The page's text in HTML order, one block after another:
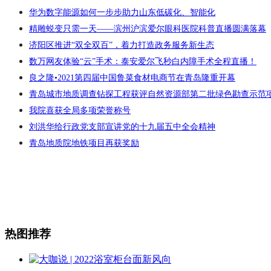
华为数字能源如何一步步助力山东低碳化、智能化
精雕蜕变只需一天——滨州沪滨爱尔眼科医院科普直播圆满落幕
济阳区推进“双全双百”，着力打造政务服务新生态
数万网友体验“云”手术：泰安爱尔飞秒白内障手术全程直播！
良之隆•2021第四届中国鲁菜食材电商节在青岛隆重开幕
青岛城市地质调查钻探工程获评自然资源部第二批绿色勘查示范
我院喜获全局多项荣誉称号
刘洪华给行政党支部宣讲党的十九届五中全会精神
青岛地质院地铁项目再获奖励
热图推荐